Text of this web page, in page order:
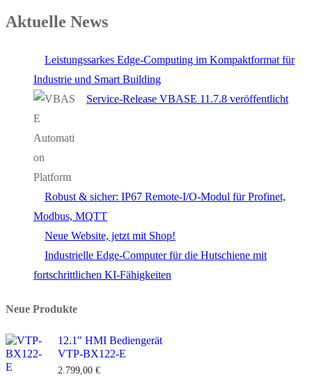
Aktuelle News
Leistungssarkes Edge-Computing im Kompaktformat für
Industrie und Smart Building
Service-Release VBASE 11.7.8 veröffentlicht
Robust & sicher: IP67 Remote-I/O-Modul für Profinet,
Modbus, MQTT
Neue Website, jetzt mit Shop!
Industrielle Edge-Computer für die Hutschiene mit
fortschrittlichen KI-Fähigkeiten
Neue Produkte
12.1" HMI Bediengerät
VTP-BX122-E
2.799,00 €